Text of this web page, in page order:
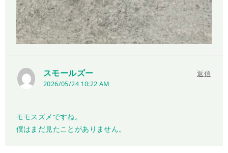
スモールズー
2026/05/24 10:22 AM
返信
モモスズメですね。
僕はまだ見たことがありません。